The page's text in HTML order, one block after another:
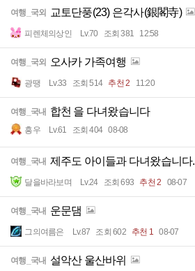
여행_국외 교토단풍(23) 은각사(銀閣寺)
피렌체의상인 Lv.70 조회 381 12:58
여행_국외 오사카 가족여행
광땡 Lv.33 조회 514 추천 2 11:20
여행_국내 합천 을 다녀왔습니다
흥우 Lv.61 조회 404 08-08
여행_국내 제주도 아이들과 다녀왔습니다.
달을바라보며 Lv.24 조회 693 추천 2 08-07
여행_국내 운문댐
그의여름은 Lv.87 조회 602 추천 1 08-07
여행_국내 설악산 울산바위